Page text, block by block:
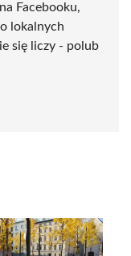
Facebooku,
lokalnych
się liczy - polub